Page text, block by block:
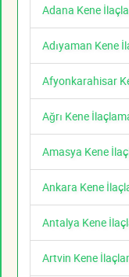
Adana Kene
Adıyaman Kene
Afyonkarahisar
Ağrı Kene
Amasya Kene
Ankara Kene
Antalya Kene
Artvin Kene